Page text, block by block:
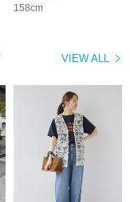
158cm
VIEW ALL